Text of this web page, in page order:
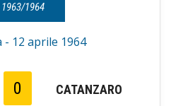
1963/1964
- 12 aprile 1964
0 CATANZARO